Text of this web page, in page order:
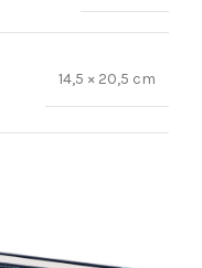
14,5 × 20,5 cm